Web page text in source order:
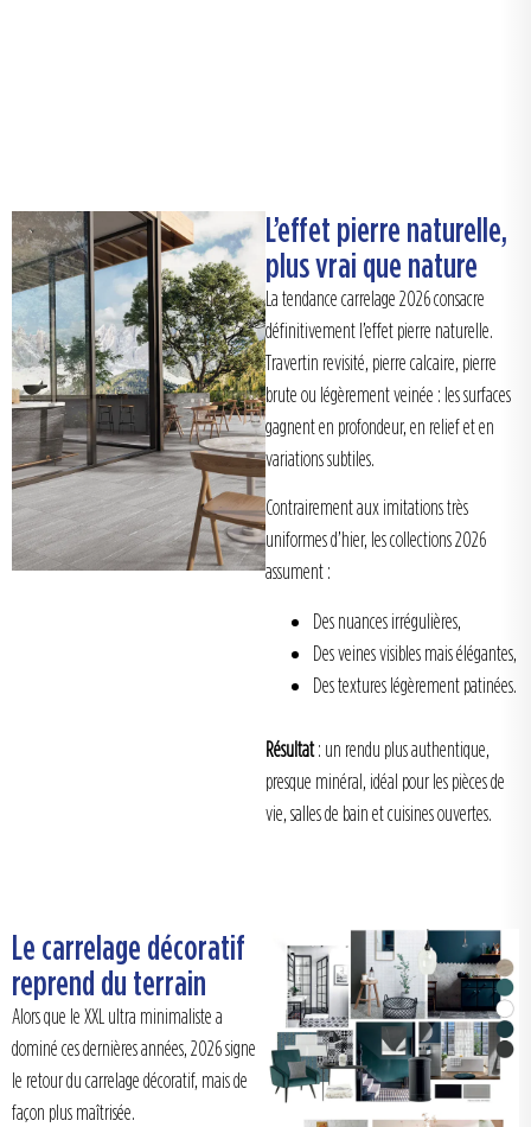
L’effet pierre naturelle,
plus vrai que nature
La tendance carrelage 2026 consacre
définitivement l’effet pierre naturelle.
Travertin revisité, pierre calcaire, pierre
brute ou légèrement veinée : les surfaces
gagnent en profondeur, en relief et en
variations subtiles.
Contrairement aux imitations très
uniformes d’hier, les collections 2026
assument :
Des nuances irrégulières,
Des veines visibles mais élégantes,
Des textures légèrement patinées.
Résultat: un rendu plus authentique,
presque minéral, idéal pour les pièces de
vie, salles de bain et cuisines ouvertes.
Le carrelage décoratif
reprend du terrain
Alors que le XXL ultra minimaliste a
dominé ces dernières années, 2026 signe
le retour du carrelage décoratif, mais de
façon plus maîtrisée.